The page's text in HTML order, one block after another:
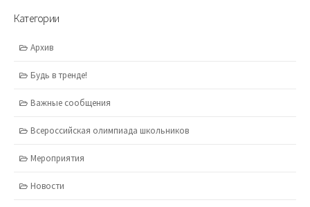
Категории
Архив
Будь в тренде!
Важные сообщения
Всероссийская олимпиада школьников
Мероприятия
Новости